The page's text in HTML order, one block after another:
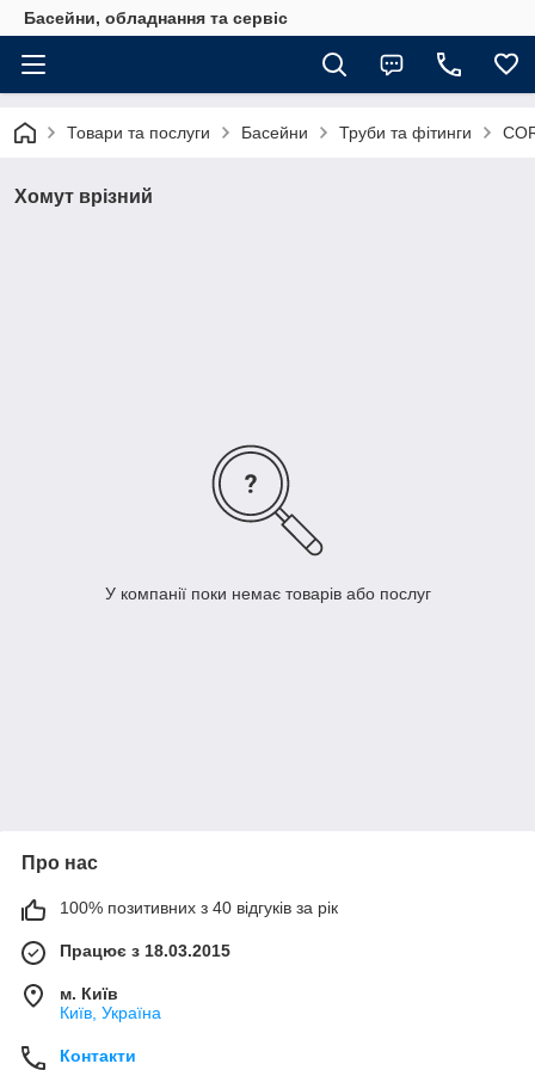
Басейни, обладнання та сервіс
Товари та послуги Басейни Труби та фітинги
Хомут врізний
У компанії поки немає товарів або послуг
Про нас
100% позитивних з 40 відгуків за рік
Працює з 18.03.2015
м. Київ
Київ, Україна
Контакти